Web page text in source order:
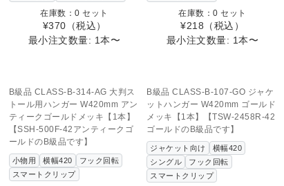
在庫数：0 セット
¥370 （税込）
最小注文数量: 1本〜
在庫数：0 セット
¥218 （税込）
最小注文数量: 1本〜
この商品へのお問い合わせ
B級品 CLASS-B-314-AG 大判ス
トール用ハンガー W420mm アン
ティークゴールドメッキ【1本】
【SSH-500F-42アンティークゴ
ールドのB級品です】
小物用 横幅420
フック回転
スマートクリップ
この商品へのお問い合わせ
B級品 CLASS-B-107-GO ジャケ
ットハンガー W420mm ゴールド
メッキ【1本】【TSW-2458R-42
ゴールドのB級品です】
ジャケット向け
横幅420
シングル
フック回転
スマートクリップ